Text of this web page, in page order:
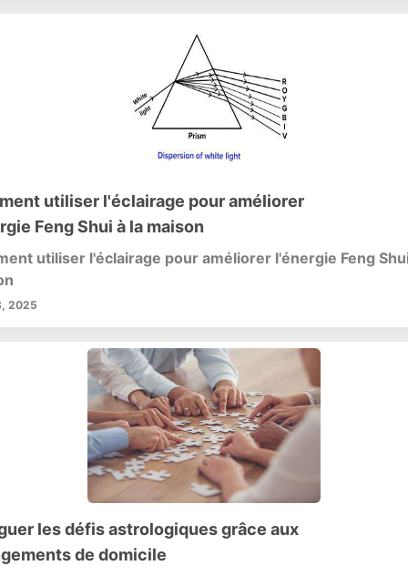
utiliser l'éclairage pour améliorer
Feng Shui à la maison
utiliser l'éclairage pour améliorer l'énergie Feng
2025
les défis astrologiques grâce aux
de domicile